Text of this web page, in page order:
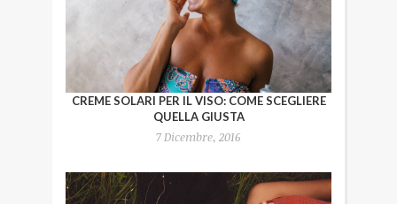
CREME SOLARI PER IL VISO: COME SCEGLIERE
QUELLA GIUSTA
7 Dicembre, 2016